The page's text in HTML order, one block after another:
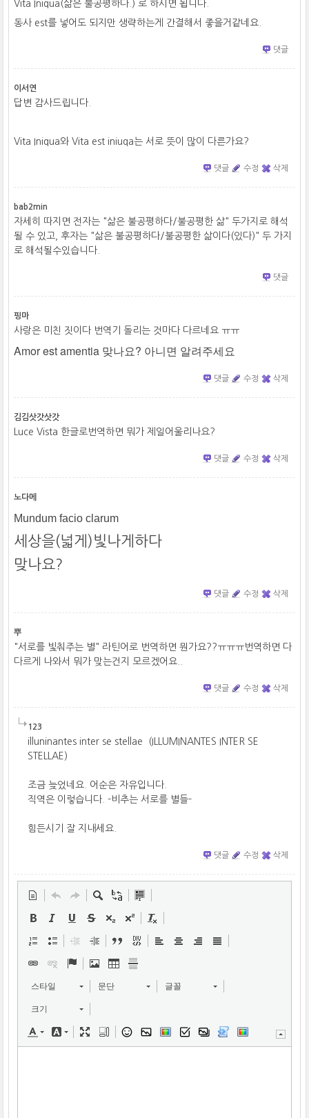
Vita Iniqua(삶은 불공평하다.) 로 하시면 됩니다.
동사 est를 넣어도 되지만 생략하는게 간결해서 좋을거같네요.
댓글
이서연
답변 감사드립니다.
Vita Iniqua와 Vita est iniuqa는 서로 뜻이 많이 다른가요?
댓글 수정 삭제
bab2min
자세히 따지면 전자는 "삶은 불공평하다/불공평한 삶" 두가지로 해석
될 수 있고, 후자는 "삶은 불공평하다/불공평한 삶이다(있다)" 두 가지
로 해석될수있습니다.
댓글
핑마
사랑은 미친 짓이다 번역기 돌리는 것마다 다르네요 ㅠㅠ
Amor est amentia 맞나요? 아니면 알려주세요
댓글 수정 삭제
김김삿갓삿갓
Luce Vista 한글로번역하면 뭐가 제일어울리나요?
댓글 수정 삭제
노다메
Mundum facio clarum
세상을(넓게)빛나게하다
맞나요?
댓글 수정 삭제
뿌
"서로를 빛춰주는 별" 라틴어로 번역하면 뭔가요??ㅠㅠㅠ번역하면 다
다르게 나와서 뭐가 맞는건지 모르겠어요..
댓글 수정 삭제
123
illuninantes inter se stellae (ILLUMINANTES INTER SE
STELLAE)
조금 늦었네요. 어순은 자유입니다.
직역은 이렇습니다. -비추는 서로를 별들-
힘든시기 잘 지내세요.
댓글 수정 삭제
스타일 문단 글꼴
크기